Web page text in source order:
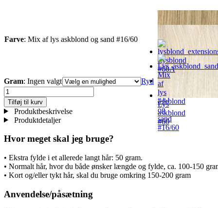
Farve: Mix af lys askblond og sand #16/60
Honningblond
#15
Lys
askblond
#60
Lysblond
#60A
Mix
af
lys
askblond
og
sand
#16/60
Gram: Ingen valgt
Ryd
Tape
extensions
-
Mix
16/60
antal
Tilføj til kurv
Produktbeskrivelse
Produktdetaljer
Hvor meget skal jeg bruge?
• Ekstra fylde i et allerede langt hår: 50 gram.
• Normalt hår, hvor du både ønsker længde og fylde, ca. 100-150
• Kort og/eller tykt hår, skal du bruge omkring 150-200 gram
Anvendelse/påsætning